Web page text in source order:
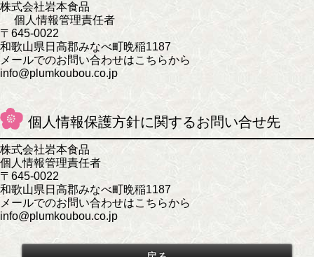
株式会社岩本食品
個人情報管理責任者
〒645-0022
和歌山県日高郡みなべ町晩稲1187
メールでのお問い合わせはこちらから
info@plumkoubou.co.jp
個人情報保護方針に関するお問い合せ先
株式会社岩本食品
個人情報管理責任者
〒645-0022
和歌山県日高郡みなべ町晩稲1187
メールでのお問い合わせはこちらから
info@plumkoubou.co.jp